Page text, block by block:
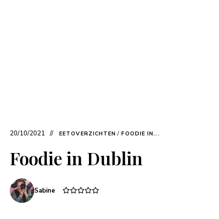
20/10/2021 EETOVERZICHTEN / FOODIE IN...
Foodie in Dublin
Sabine